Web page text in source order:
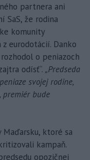
partnera ani
SaS, že rodina
komunity
eurodotácií. Danko
o peniazoch
odísť“. „Predseda
svojej rodine,
premiér bude
ktoré sa
kampaň.
opozičnej